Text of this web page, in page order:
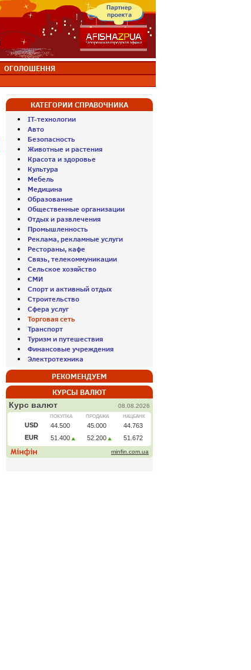
ОГОЛОШЕННЯ
КАТЕГОРИИ СПРАВОЧНИКА
IT-технологии
Авто
Безопасность
Животные и растения
Красота и здоровье
Культура
Мебель
Медицина
Образование
Общественные организации
Отдых и развлечения
Промышленность
Реклама, рекламные услуги
Рестораны, кафе
Связь, телекоммуникации
Сельское хозяйство
СМИ
Спорт и активный отдых
Строительство
Сфера услуг
Торговая сеть
Транспорт
Туризм и путешествия
Финансовые учреждения
Электротехника
РЕКОМЕНДУЕМ
КУРСЫ ВАЛЮТ